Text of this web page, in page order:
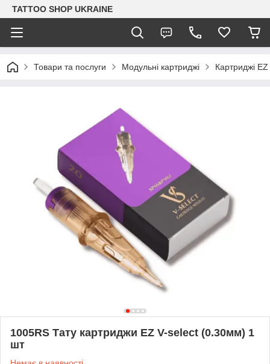
TATTOO SHOP UKRAINE
Товари та послуги Модульні картриджі Картриджі EZ
1005RS Тату картриджи EZ V-select (0.30мм) 1
шт